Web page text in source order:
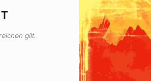
gilt.